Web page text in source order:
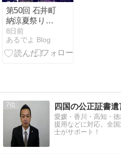
第50回 石井町
納涼夏祭り
2026
8日前
あるでよ Blog
7
愛媛・香川・高知・
援用などに対応。全
士がサポート！